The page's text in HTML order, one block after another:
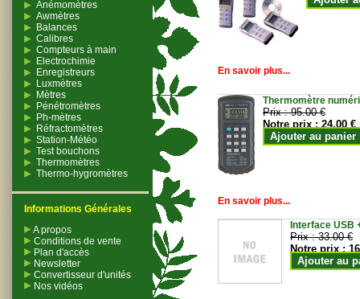
Anémomètres
Awmètres
Balances
Calibres
Compteurs à main
Electrochimie
Enregistreurs
Luxmètres
Mètres
Pénétromètres
Ph-mètres
Réfractomètres
Station-Météo
Test bouchons
Thermomètres
Thermo-hygromètres
Informations Générales
A propos
Conditions de vente
Plan d'accès
Newsletter
Convertisseur d'unités
Nos vidéos
En savoir plus...
Thermomètre
Prix :95.00 €
Notre prix :24.00 €
Ajouter au panier
En savoir plus...
Interface USB
Prix :33.00 €
Notre prix :
Ajouter au